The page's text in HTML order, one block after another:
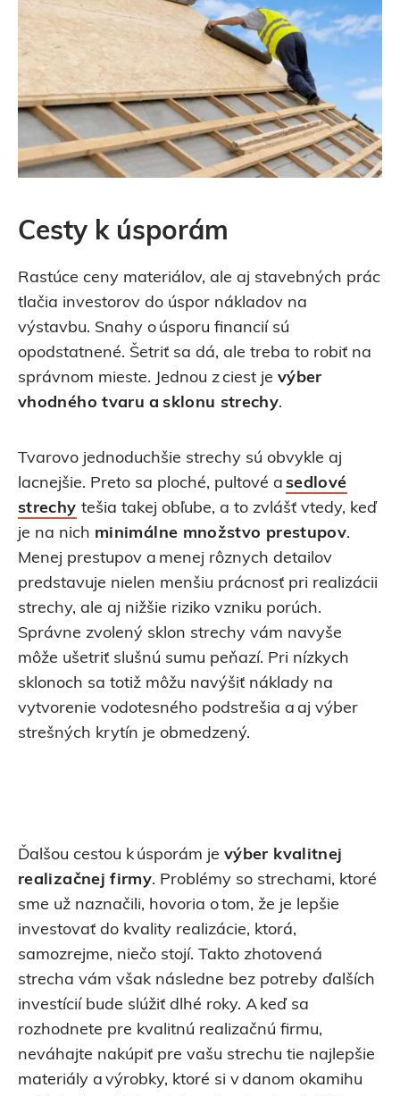
Cesty k úsporám
Rastúce ceny materiálov, ale aj stavebných prác
tlačia investorov do úspor nákladov na
výstavbu. Snahy o úsporu financií sú
opodstatnené. Šetriť sa dá, ale treba to robiť na
správnom mieste. Jednou z ciest je výber
vhodného tvaru a sklonu strechy.
Tvarovo jednoduchšie strechy sú obvykle aj
lacnejšie. Preto sa ploché, pultové a sedlové
strechy tešia takej obľube, a to zvlášť vtedy, keď
je na nich minimálne množstvo prestupov.
Menej prestupov a menej rôznych detailov
predstavuje nielen menšiu prácnosť pri realizácii
strechy, ale aj nižšie riziko vzniku porúch.
Správne zvolený sklon strechy vám navyše
môže ušetriť slušnú sumu peňazí. Pri nízkych
sklonoch sa totiž môžu navýšiť náklady na
vytvorenie vodotesného podstrešia a aj výber
strešných krytín je obmedzený.
Ďalšou cestou k úsporám je výber kvalitnej
realizačnej firmy. Problémy so strechami, ktoré
sme už naznačili, hovoria o tom, že je lepšie
investovať do kvality realizácie, ktorá,
samozrejme, niečo stojí. Takto zhotovená
strecha vám však následne bez potreby ďalších
investícií bude slúžiť dlhé roky. A keď sa
rozhodnete pre kvalitnú realizačnú firmu,
neváhajte nakúpiť pre vašu strechu tie najlepšie
materiály a výrobky, ktoré si v danom okamihu